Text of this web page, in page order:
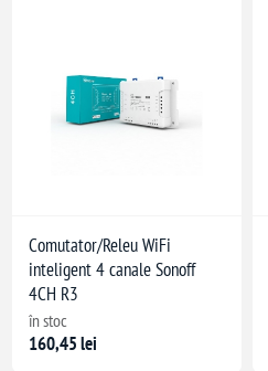
Comutator/Releu WiFi
inteligent 4 canale Sonoff
4CH R3
în stoc
160,45 lei